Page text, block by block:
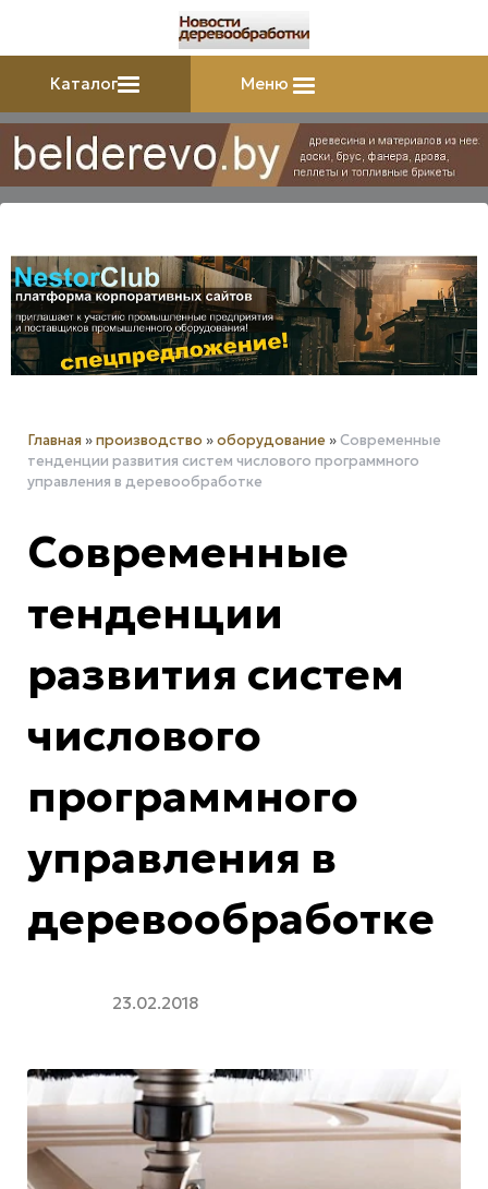
Каталог Меню
Главная »производство »оборудование »Современные
тенденции развития систем числового программного
управления в деревообработке
Современные
тенденции
развития систем
числового
программного
управления в
деревообработке
23.02.2018